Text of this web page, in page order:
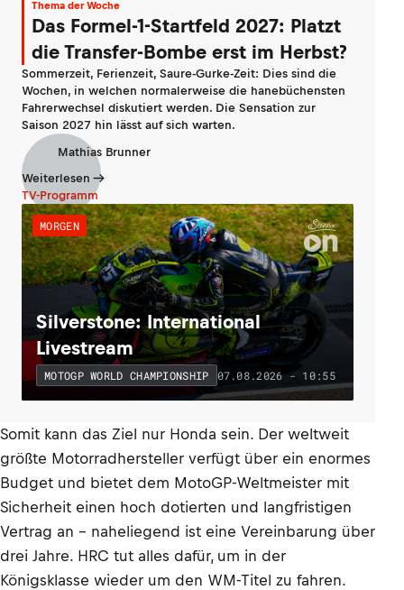
Thema der Woche
Das Formel-1-Startfeld 2027: Platzt
die Transfer-Bombe erst im Herbst?
Sommerzeit, Ferienzeit, Saure-Gurke-Zeit: Dies sind die
Wochen, in welchen normalerweise die hanebüchensten
Fahrerwechsel diskutiert werden. Die Sensation zur
Saison 2027 hin lässt auf sich warten.
Mathias Brunner
Weiterlesen
TV-Programm
MORGEN
Silverstone: International
Livestream
MOTOGP WORLD CHAMPIONSHIP 07.08.2026 - 10:55
Somit kann das Ziel nur Honda sein. Der weltweit
größte Motorradhersteller verfügt über ein enormes
Budget und bietet dem MotoGP-Weltmeister mit
Sicherheit einen hoch dotierten und langfristigen
Vertrag an – naheliegend ist eine Vereinbarung über
drei Jahre. HRC tut alles dafür, um in der
Königsklasse wieder um den WM-Titel zu fahren.